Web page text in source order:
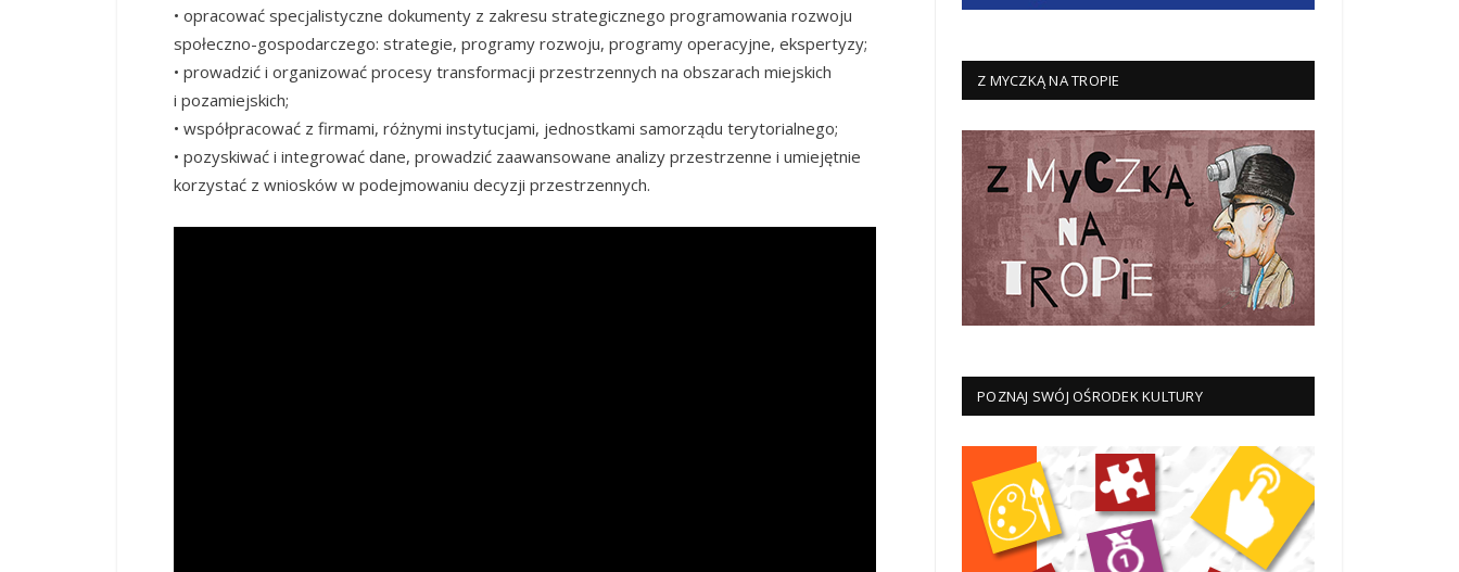
• opracować specjalistyczne dokumenty z zakresu strategicznego programowania rozwoju
społeczno-gospodarczego: strategie, programy rozwoju, programy operacyjne, ekspertyzy;
• prowadzić i organizować procesy transformacji przestrzennych na obszarach miejskich
i pozamiejskich;
• współpracować z firmami, różnymi instytucjami, jednostkami samorządu terytorialnego;
• pozyskiwać i integrować dane, prowadzić zaawansowane analizy przestrzenne i umiejętnie
korzystać z wniosków w podejmowaniu decyzji przestrzennych.
Z MYCZKĄ NA TROPIE
POZNAJ SWÓJ OŚRODEK KULTURY